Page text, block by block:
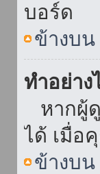
บอร์ด
ข้างบน
ทำอย่า
หากผู้
ได้ เมื่อ
ข้างบน